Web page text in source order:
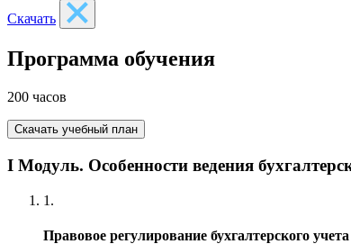
Скачать
Программа обучения
200 часов
Скачать учебный план
I Модуль. Особенности ведения
1.
Правовое регулирование бухгалтерского